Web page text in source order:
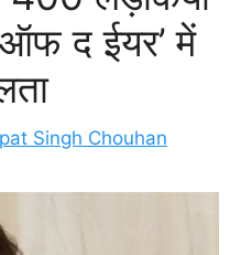
द ईयर’ में
Singh Chouhan